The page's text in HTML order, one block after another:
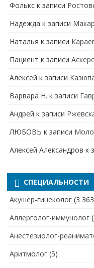
Фолькс к записи
Надежда к записи
Наталья к записи
Пациент к записи
Алексей к записи
Варвара Н. к записи
Андрей к записи
ЛЮБОВЬ к записи
Алексей Александров к
СПЕЦИАЛЬНОСТИ
Акушер-гинеколог (3
Аллерголог-иммунолог
Анестезиолог-
Аритмолог (5)